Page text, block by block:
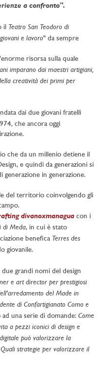
a confronto".
il Teatro San Teodoro di
giovani e lavoro" da sempre
risorsa sulla quale
imparano dai maestri artigiani,
creatività dei primi per
dai due giovani fratelli
che ancora oggi
che da un millenio detiene il
e quindi da generazioni si
in generazione.
del territorio coinvolgendo gli
divanoxmanagua con i
di Meda, in cui è stato
benefica Terres des
giovanile.
grandi nomi del design
e art director per prestigiosi
del Made in
di Confartigianato Como e
una serie di domande: Come
a pezzi iconici di design e
può valorizzare la
strategie per valorizzare il